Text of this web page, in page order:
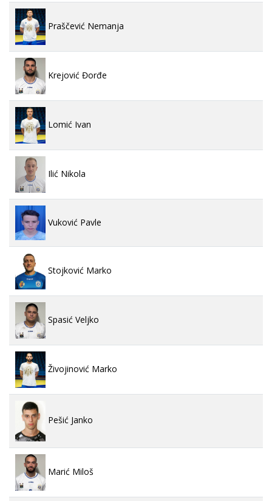
Praščević Nemanja
Krejović Đorđe
Lomić Ivan
Ilić Nikola
Vuković Pavle
Stojković Marko
Spasić Veljko
Živojinović Marko
Pešić Janko
Marić Miloš